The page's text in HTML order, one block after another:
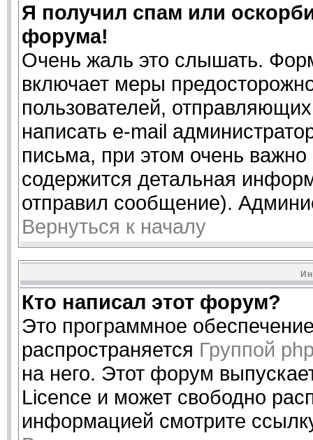
Я получил спам или
форума!
Очень жаль это слышать.
включает меры
пользователей,
написать e-mail
письма, при этом очень важно
содержится детальная
отправил сообщение).
Вернуться к началу
Кто написал этот форум?
Это программное
распространяется Группой
на него. Этот форум
Licence и может свободно
информацией смотрите